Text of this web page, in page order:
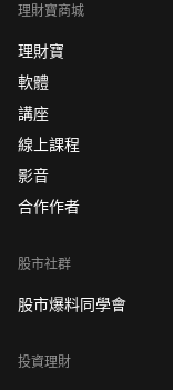
理財寶商城
理財寶
軟體
講座
線上課程
影音
合作作者
股市社群
股市爆料同學會
投資理財